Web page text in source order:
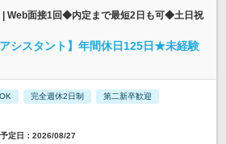
| Web面接1回◆内定まで最短2日も可◆土日祝
シスタント】年間休日125日★未経験
完全週休2日制 第二新卒歓迎
定日：2026/08/27